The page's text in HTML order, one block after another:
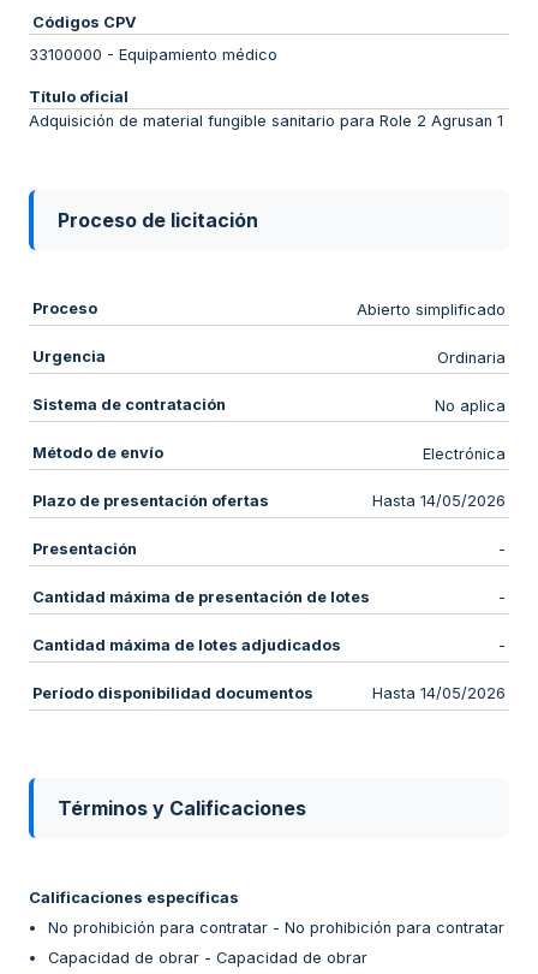
Códigos CPV
33100000 - Equipamiento médico
Título oficial
Adquisición de material fungible sanitario para Role 2 Agrusan 1
Proceso de licitación
Proceso Abierto simplificado
Urgencia Ordinaria
Sistema de contratación No aplica
Método de envío Electrónica
Plazo de presentación ofertas Hasta 14/05/2026
Presentación -
Cantidad máxima de presentación de lotes -
Cantidad máxima de lotes adjudicados -
Período disponibilidad documentos Hasta 14/05/2026
Términos y Calificaciones
Calificaciones específicas
No prohibición para contratar - No prohibición para contratar
Capacidad de obrar - Capacidad de obrar